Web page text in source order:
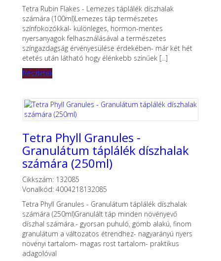
Tetra Rubin Flakes - Lemezes táplálék díszhalak
számára (100ml)Lemezes táp természetes
színfokozókkal- különleges, hormon-mentes
nyersanyagok felhasználásával a természetes
színgazdagság érvényesülése érdekében- már két hét
etetés után látható hogy élénkebb színűek [...]
Részletek
Tetra Phyll Granules -
Granulátum táplálék díszhalak
számára (250ml)
Cikkszám: 132085
Vonalkód: 4004218132085
Tetra Phyll Granules - Granulátum táplálék díszhalak
számára (250ml)Granulált táp minden növényevő
díszhal számára.- gyorsan puhuló, gömb alakú, finom
granulátum a változatos étrendhez- nagyarányú nyers
növényi tartalom- magas rost tartalom- praktikus
adagolóval